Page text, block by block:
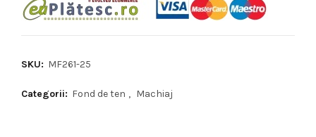
SKU: MF261-25
Categorii: Fond de ten , Machiaj